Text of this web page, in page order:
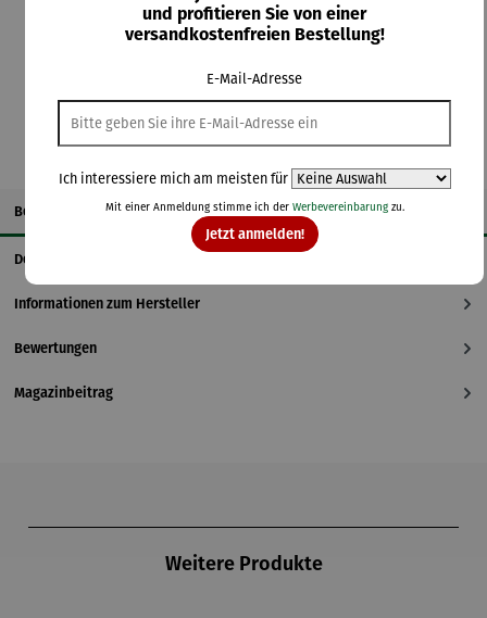
Lieferzeit: 5-7 Tage
In den Warenkorb
Beschreibung
Details
Informationen zum Hersteller
Bewertungen
Magazinbeitrag
Weitere Produkte
und profitieren Sie von einer
versandkostenfreien Bestellung!
E-Mail-Adresse
Ich interessiere mich am meisten für
Mit einer Anmeldung stimme ich der Werbevereinbarungzu.
Jetzt anmelden!